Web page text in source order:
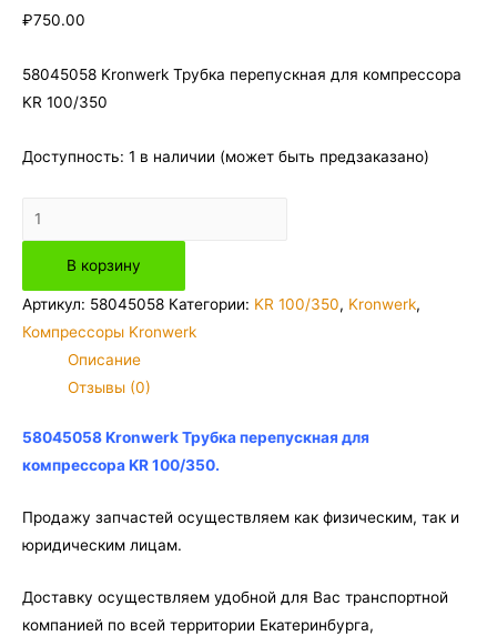
₽750.00
58045058 Kronwerk Трубка перепускная для компрессора
KR 100/350
Доступность: 1 в наличии (может быть предзаказано)
Количество
товара
58045058
Kronwerk
KR
100/350
В корзину
Артикул: 58045058 Категории: KR 100/350, Kronwerk,
Компрессоры Kronwerk
Описание
Отзывы (0)
58045058 Kronwerk Трубка перепускная для
компрессора KR 100/350.
Продажу запчастей осуществляем как физическим, так и
юридическим лицам.
Доставку осуществляем удобной для Вас транспортной
компанией по всей территории Екатеринбурга,